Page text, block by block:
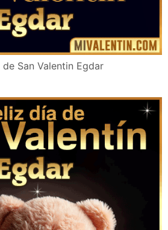
de San Valentin Egdar